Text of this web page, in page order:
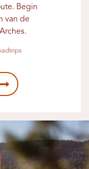
Begin
van de